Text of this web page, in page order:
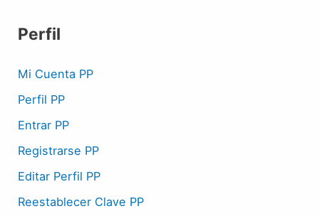
Perfil
Mi Cuenta PP
Perfil PP
Entrar PP
Registrarse PP
Editar Perfil PP
Reestablecer Clave PP